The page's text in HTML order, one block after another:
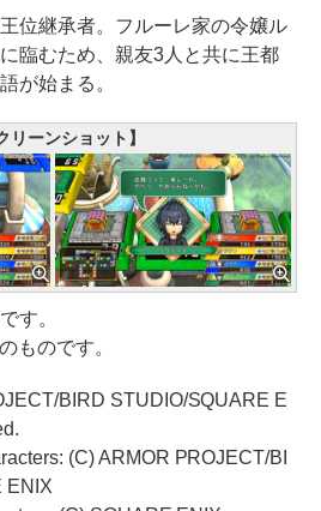
位継承者。フルーレ家の令嬢ル
臨むため、親友3人と共に王都
が始まる。
リーンショット】
す。
ものです。
BIRD STUDIO/SQUARE E
(C) ARMOR PROJECT/BI
ENIX